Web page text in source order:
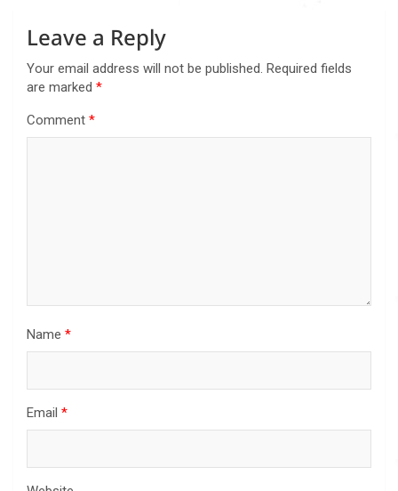
Leave a Reply
Your email address will not be published. Required fields
are marked *
Comment *
Name *
Email *